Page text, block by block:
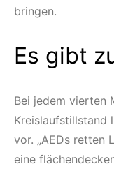
bringen.
Es gibt
Bei jedem vierten
Kreislaufstillstand
vor. „AEDs retten
eine